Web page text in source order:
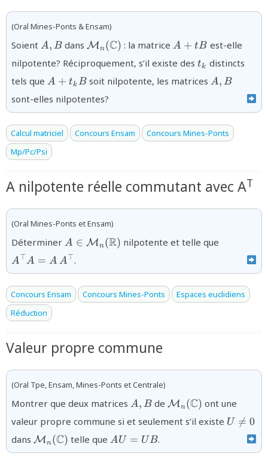
(Oral Mines-Ponts & Ensam)
Soient {A,B}
A, B dans {\mathcal{M}_{n}
(\mathbb{C})}
Mn(C) : la matrice {A+tB}
A + tB est-elle
nilpotente? Réciproquement, s’il existe des {t_k}
tk distincts
tels que {A+t_kB}
A + tk B soit nilpotente, les matrices {A,B}
A, B
sont-elles nilpotentes?
Calcul matriciel Concours Ensam
Concours Mines-Ponts
Mp/Pc/Psi
A nilpotente réelle commutant avec AT
(Oral Mines-Ponts et Ensam)
Déterminer {A\in{\mathcal
M}_n(\mathbb{R})}
A ∈ Mn (R) nilpotente et telle que
A⊤A = A A⊤.
Concours Ensam Concours Mines-Ponts
Espaces euclidiens
Réduction
Valeur propre commune
(Oral Tpe, Ensam, Mines-Ponts et Centrale)
Montrer que deux matrices {A,B}
A, B de {{\mathcal
M}_{n}
(\mathbb{C})}
Mn(C) ont une
valeur propre commune si et seulement s’il existe {U\ne0}
U 
= 0
dans {{\mathcal
M}_{n}
Mn (C) telle que {AU
AU = UB.